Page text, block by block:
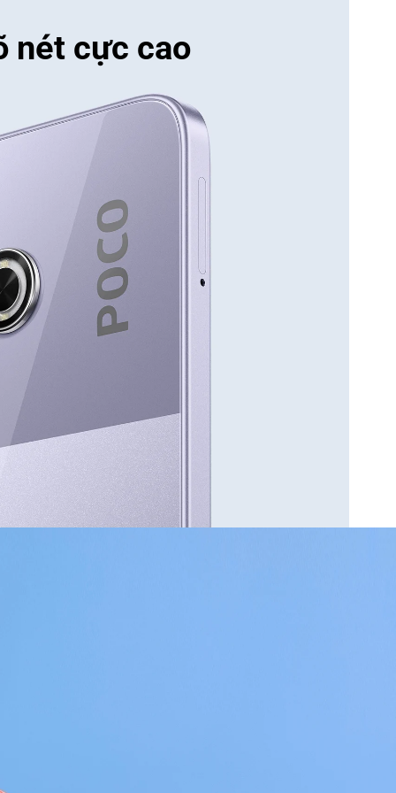
nét cực cao